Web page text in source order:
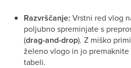
Razvrščanje: Vrstni red vlog
poljubno spreminjate s
(drag-and-drop). Z miško
želeno vlogo in jo
tabeli.